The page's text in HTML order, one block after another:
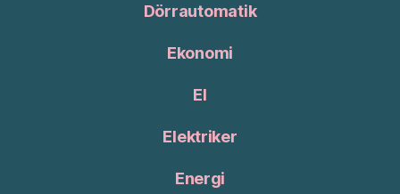
Dörrautomatik
Ekonomi
El
Elektriker
Energi